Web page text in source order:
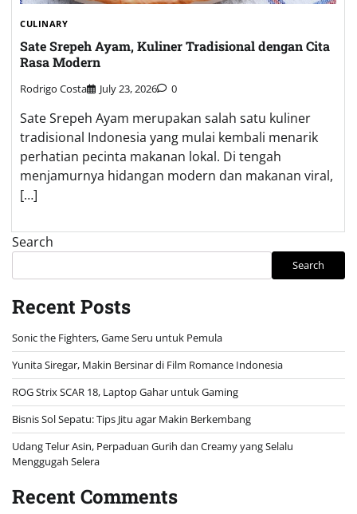
CULINARY
Sate Srepeh Ayam, Kuliner Tradisional dengan Cita
Rasa Modern
Rodrigo Costa July 23, 2026 0
Sate Srepeh Ayam merupakan salah satu kuliner
tradisional Indonesia yang mulai kembali menarik
perhatian pecinta makanan lokal. Di tengah
menjamurnya hidangan modern dan makanan viral,
[…]
Search
Search
Recent Posts
Sonic the Fighters, Game Seru untuk Pemula
Yunita Siregar, Makin Bersinar di Film Romance Indonesia
ROG Strix SCAR 18, Laptop Gahar untuk Gaming
Bisnis Sol Sepatu: Tips Jitu agar Makin Berkembang
Udang Telur Asin, Perpaduan Gurih dan Creamy yang Selalu
Menggugah Selera
Recent Comments